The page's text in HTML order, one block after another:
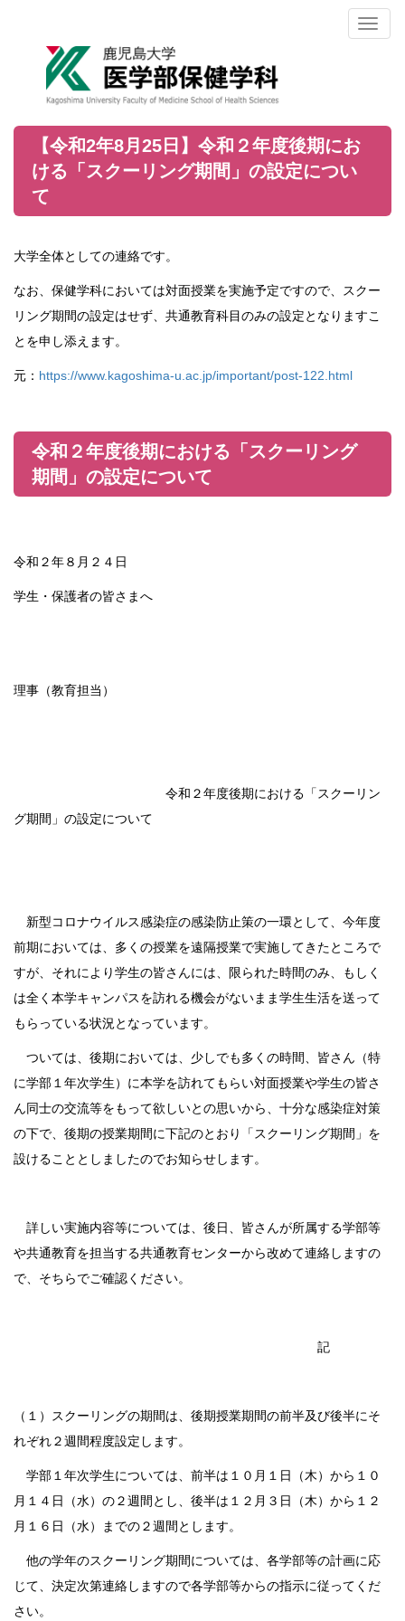
【令和2年8月25日】令和２年度後期にお
ける「スクーリング期間」の設定につい
て
大学全体としての連絡です。
なお、保健学科においては対面授業を実施予定ですので、スクー
リング期間の設定はせず、共通教育科目のみの設定となりますこ
とを申し添えます。
元： https://www.kagoshima-u.ac.jp/important/post-122.html
令和２年度後期における「スクーリング
期間」の設定について
令和２年８月２４日
学生・保護者の皆さまへ
理事（教育担当）
令和２年度後期における「スクーリン
グ期間」の設定について
新型コロナウイルス感染症の感染防止策の一環として、今年度
前期においては、多くの授業を遠隔授業で実施してきたところで
すが、それにより学生の皆さんには、限られた時間のみ、もしく
は全く本学キャンパスを訪れる機会がないまま学生生活を送って
もらっている状況となっています。
ついては、後期においては、少しでも多くの時間、皆さん（特
に学部１年次学生）に本学を訪れてもらい対面授業や学生の皆さ
ん同士の交流等をもって欲しいとの思いから、十分な感染症対策
の下で、後期の授業期間に下記のとおり「スクーリング期間」を
設けることとしましたのでお知らせします。
詳しい実施内容等については、後日、皆さんが所属する学部等
や共通教育を担当する共通教育センターから改めて連絡しますの
で、そちらでご確認ください。
記
（１）スクーリングの期間は、後期授業期間の前半及び後半にそ
れぞれ２週間程度設定します。
学部１年次学生については、前半は１０月１日（木）から１０
月１４日（水）の２週間とし、後半は１２月３日（木）から１２
月１６日（水）までの２週間とします。
他の学年のスクーリング期間については、各学部等の計画に応
じて、決定次第連絡しますので各学部等からの指示に従ってくだ
さい。